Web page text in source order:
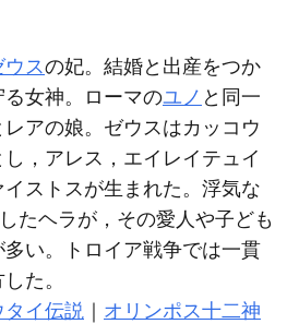
ウスの妃。結婚と出産をつか
女神。ローマのユノ と同一
アの娘。ゼウスはカッコウ
，アレス，エイレイテュイ
ストスが生まれた。浮気な
たヘラが，その愛人や子ども
い。トロイア戦争では一貫
た。
タイ伝説
オリンポス十二神